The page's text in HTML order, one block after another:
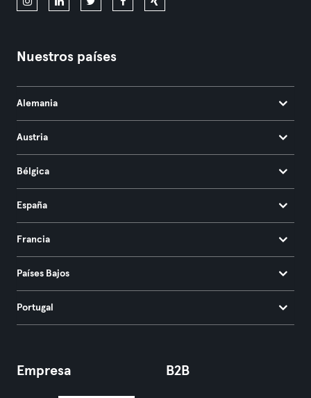
Nuestros países
Alemania
Austria
Bélgica
España
Francia
Países Bajos
Portugal
Empresa B2B